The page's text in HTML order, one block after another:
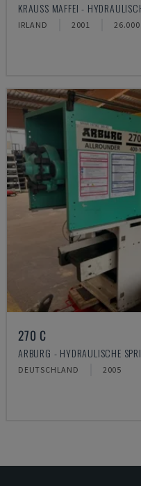
KRAUSS MAFFEI -
IRLAND 2001 26.000
270 C
ARBURG - HYDRAULISCHE
DEUTSCHLAND 2005